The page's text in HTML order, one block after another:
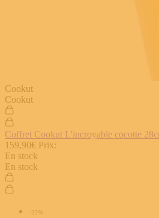
Cookut
Cookut
Coffret Cookut L'incroyable cocotte
159,90€ Prix:
En stock
En stock
-22%